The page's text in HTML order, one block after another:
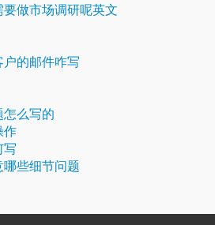
做市场调研呢英文
的邮件咋写
么写的
作
写
些细节问题